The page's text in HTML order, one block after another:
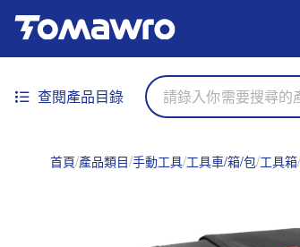
查閱產品目錄
首頁 產品類目 手動工具 工具車/箱/包 工具箱